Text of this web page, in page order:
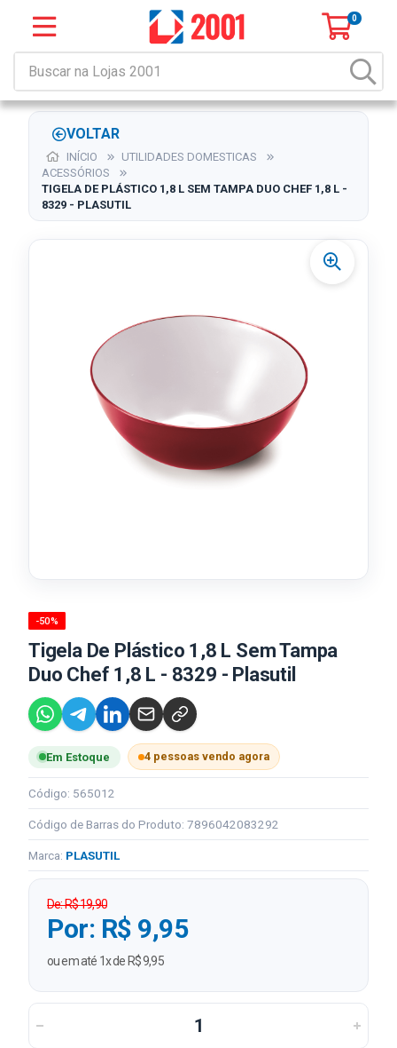
0
VOLTAR
INÍCIO
UTILIDADES DOMESTICAS
ACESSÓRIOS
TIGELA DE PLÁSTICO 1,8 L SEM TAMPA DUO CHEF 1,8 L -
8329 - PLASUTIL
-50%
Tigela De Plástico 1,8 L Sem Tampa
Duo Chef 1,8 L - 8329 - Plasutil
Em Estoque 4 pessoas vendo agora
Código: 565012
Código de Barras do Produto: 7896042083292
Marca: PLASUTIL
De: R$ 19,90
Por: R$ 9,95
ou em até 1x de R$ 9,95